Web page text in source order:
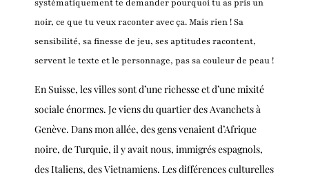
systématiquement te demander pourquoi tu as pris un
noir, ce que tu veux raconter avec ça. Mais rien ! Sa
sensibilité, sa finesse de jeu, ses aptitudes racontent,
servent le texte et le personnage, pas sa couleur de peau !
En Suisse, les villes sont d’une richesse et d’une mixité
sociale énormes. Je viens du quartier des Avanchets à
Genève. Dans mon allée, des gens venaient d’Afrique
noire, de Turquie, il y avait nous, immigrés espagnols,
des Italiens, des Vietnamiens. Les différences culturelles